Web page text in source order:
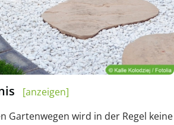
[anzeigen]
Gartenwegen wird in der Regel keine